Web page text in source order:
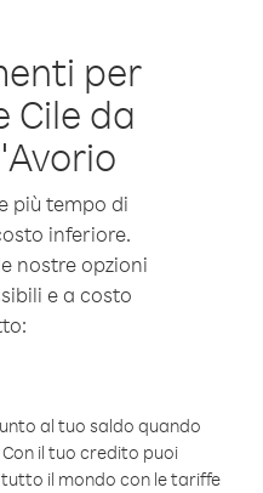
per
Cile da
più tempo di
inferiore.
nostre opzioni
e a costo
al tuo saldo quando
il tuo credito puoi
il mondo con le tariffe